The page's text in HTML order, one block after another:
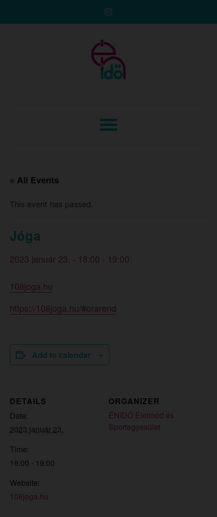
« All Events
This event has passed.
Jóga
2023 január 23. - 18:00 - 19:00
108joga.hu
https://108joga.hu/#orarend
Add to calendar
DETAILS
Date:
2023 január 23.
Time:
18:00 - 19:00
Website:
108joga.hu
ORGANIZER
ÉNIDŐ Életmód és
Sportegyesület